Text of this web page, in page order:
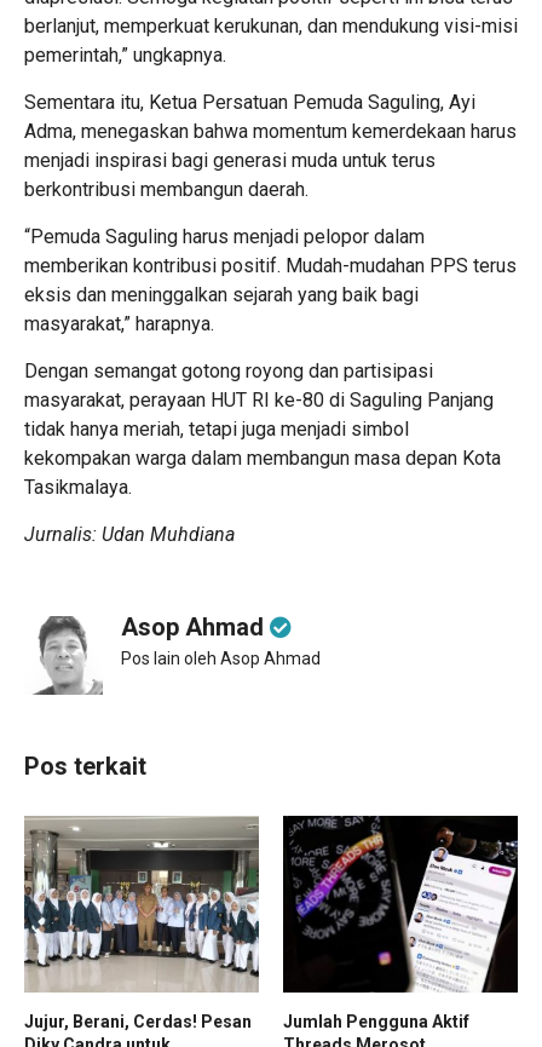
berlanjut, memperkuat kerukunan, dan mendukung visi-misi
pemerintah,” ungkapnya.
Sementara itu, Ketua Persatuan Pemuda Saguling, Ayi
Adma, menegaskan bahwa momentum kemerdekaan harus
menjadi inspirasi bagi generasi muda untuk terus
berkontribusi membangun daerah.
“Pemuda Saguling harus menjadi pelopor dalam
memberikan kontribusi positif. Mudah-mudahan PPS terus
eksis dan meninggalkan sejarah yang baik bagi
masyarakat,” harapnya.
Dengan semangat gotong royong dan partisipasi
masyarakat, perayaan HUT RI ke-80 di Saguling Panjang
tidak hanya meriah, tetapi juga menjadi simbol
kekompakan warga dalam membangun masa depan Kota
Tasikmalaya.
Jurnalis: Udan Muhdiana
Asop Ahmad
Pos lain oleh Asop Ahmad
Pos terkait
Jujur, Berani, Cerdas! Pesan
Jumlah Pengguna Aktif